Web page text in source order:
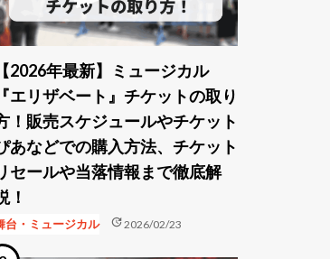
【2026年最新】ミュージカル
『エリザベート』チケットの取り
！販売スケジュールやチケット
あなどでの購入方法、チケット
セールや当落情報まで徹底解
！
台・ミュージカル update2026/02/23